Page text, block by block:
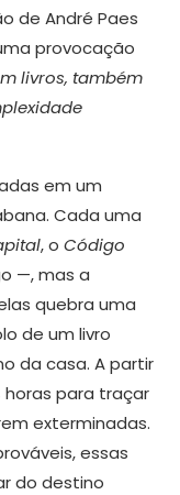
de André Paes
provocação
livros, também
em um
Cada uma
, o Código
—, mas a
quebra uma
de um livro
da casa. A partir
horas para traçar
exterminadas.
essas
do destino